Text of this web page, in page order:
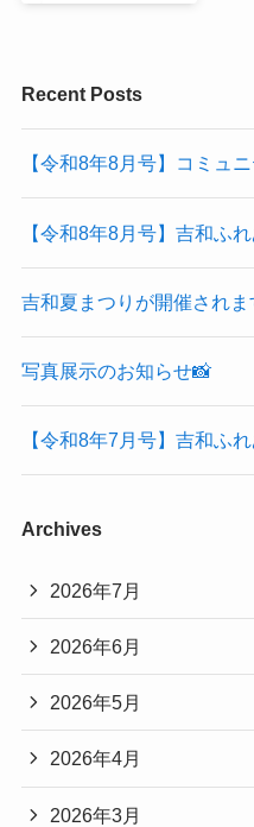
Recent Posts
【令和8年8月号】コミュ
【令和8年8月号】吉和ふ
吉和夏まつりが開催され
写真展示のお知らせ📸
【令和8年7月号】吉和ふ
Archives
2026年7月
2026年6月
2026年5月
2026年4月
2026年3月